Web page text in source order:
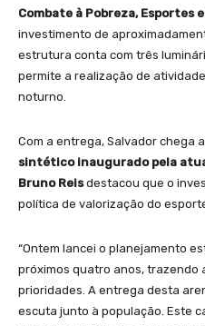
Combate à Pobreza, Esportes
investimento de
estrutura conta com três
permite a realização de
noturno.
Com a entrega, Salvador chega
sintético inaugurado pela
Bruno Reisdestacou que o
política de valorização do
“Ontem lancei o planejamento
próximos quatro anos, trazendo
prioridades. A entrega desta
escuta junto à população. Este